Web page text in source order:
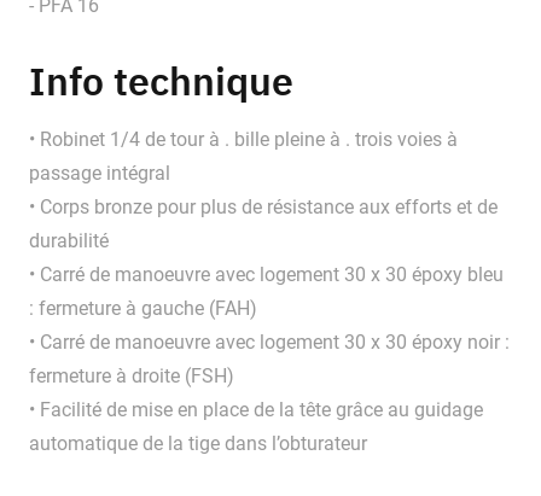
- PFA 16
Info technique
• Robinet 1/4 de tour à . bille pleine à . trois voies à
passage intégral
• Corps bronze pour plus de résistance aux efforts et de
durabilité
• Carré de manoeuvre avec logement 30 x 30 époxy bleu
: fermeture à gauche (FAH)
• Carré de manoeuvre avec logement 30 x 30 époxy noir :
fermeture à droite (FSH)
• Facilité de mise en place de la tête grâce au guidage
automatique de la tige dans l’obturateur